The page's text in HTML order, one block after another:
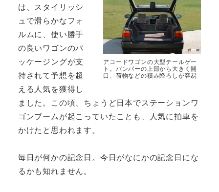
アコードワゴンの大型テールゲー
ト。バンパーの上部から大きく開
口、荷物などの積み降ろしが容易
は、スタイリッシ
ュで滑らかなフォ
ルムに、使い勝手
の良いワゴンのパ
ッケージングが支
持されて予想を超
える人気を獲得し
ました。この頃、ちょうど日本でステーションワ
ゴンブームが起こっていたことも、人気に拍車を
かけたと思われます。
毎日が何かの記念日。今日がなにかの記念日にな
るかも知れません。